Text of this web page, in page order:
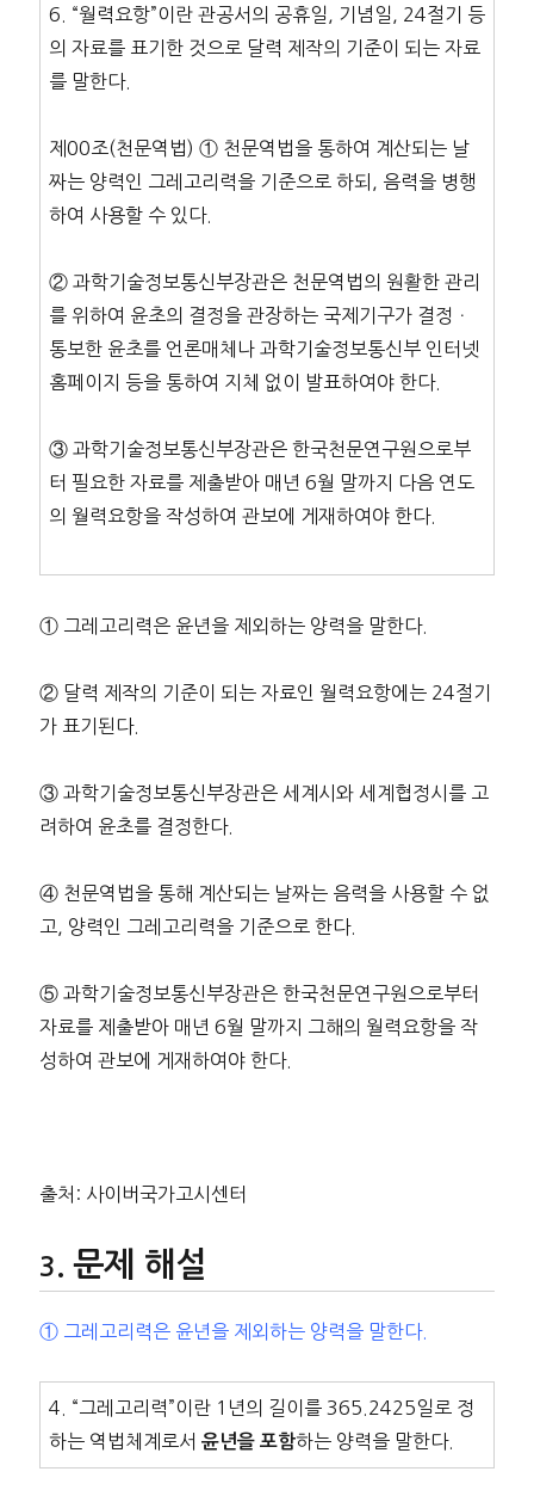
6. “월력요항”이란 관공서의 공휴일, 기념일, 24절기 등
의 자료를 표기한 것으로 달력 제작의 기준이 되는 자료
를 말한다.
제00조(천문역법) ① 천문역법을 통하여 계산되는 날
짜는 양력인 그레고리력을 기준으로 하되, 음력을 병행
하여 사용할 수 있다.
② 과학기술정보통신부장관은 천문역법의 원활한 관리
를 위하여 윤초의 결정을 관장하는 국제기구가 결정ㆍ
통보한 윤초를 언론매체나 과학기술정보통신부 인터넷
홈페이지 등을 통하여 지체 없이 발표하여야 한다.
③ 과학기술정보통신부장관은 한국천문연구원으로부
터 필요한 자료를 제출받아 매년 6월 말까지 다음 연도
의 월력요항을 작성하여 관보에 게재하여야 한다.
① 그레고리력은 윤년을 제외하는 양력을 말한다.
② 달력 제작의 기준이 되는 자료인 월력요항에는 24절기
가 표기된다.
③ 과학기술정보통신부장관은 세계시와 세계협정시를 고
려하여 윤초를 결정한다.
④ 천문역법을 통해 계산되는 날짜는 음력을 사용할 수 없
고, 양력인 그레고리력을 기준으로 한다.
⑤ 과학기술정보통신부장관은 한국천문연구원으로부터
자료를 제출받아 매년 6월 말까지 그해의 월력요항을 작
성하여 관보에 게재하여야 한다.
출처: 사이버국가고시센터
문제 해설
① 그레고리력은 윤년을 제외하는 양력을 말한다.
4. “그레고리력”이란 1년의 길이를 365.2425일로 정
하는 역법체계로서 윤년을 포함하는 양력을 말한다.